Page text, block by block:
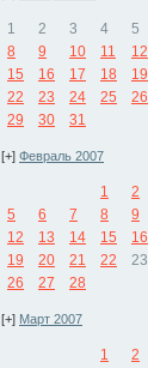
1 2 3 4 5
8
9 10 11 12
15
16 17 18 19
22
23 24 25 26
29
30 31
[+] Февраль 2007
1 2
5
6 7 8 9
12
13 14 15 16
19
20 21 22 23
26
27 28
[+] Март 2007
1 2